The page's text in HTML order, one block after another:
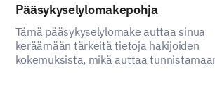
Pääsykyselylomakepohja
Tämä pääsykyselylomake auttaa sinua
keräämään tärkeitä tietoja hakijoiden
kokemuksista, mikä auttaa